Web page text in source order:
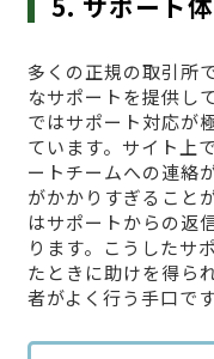
多くの正規の取引所
なサポートを提供
ではサポート対応が
ています。サイト上
ートチームへの連絡
がかかりすぎること
はサポートからの返
ります。こうしたサ
たときに助けを得ら
者がよく行う手口です